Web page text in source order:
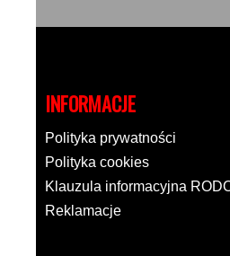
INFORMACJE
Polityka prywatności
Polityka cookies
Klauzula informacyjna
Reklamacje